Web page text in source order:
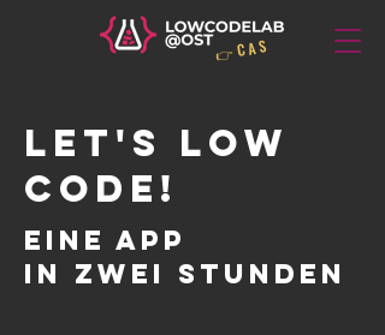
👉 C A S
LET'S Low
COde!
EINE App
in zwei Stunden